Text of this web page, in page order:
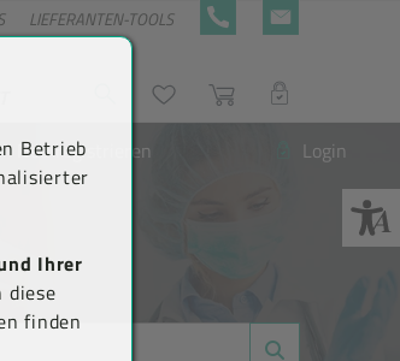
LIEFERANTEN-TOOLS +43 5576 7177 818
WunschlisteWarenkorb
LOGIN
Neu registrieren Login
Betrieb
Ihrer
diese
finden